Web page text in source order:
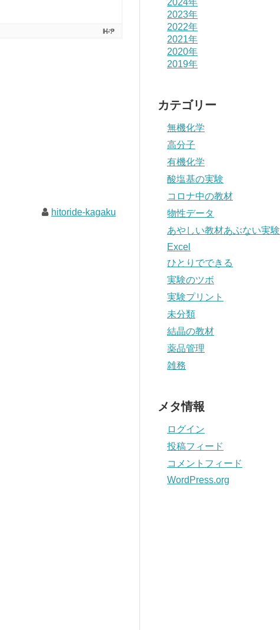
hitoride-kagaku
2024年
2023年
2022年
2021年
2020年
2019年
カテゴリー
無機化学
高分子
有機化学
酸塩基の実験
コロナ中の教材
物性データ
あやしい教材あぶない実験
Excel
ひとりでできる
実験のツボ
実験プリント
未分類
結晶の教材
薬品管理
雑務
メタ情報
ログイン
投稿フィード
コメントフィード
WordPress.org